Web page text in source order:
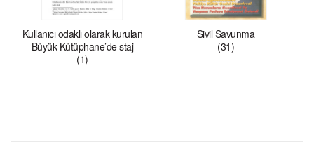
Kullanıcı odaklı olarak kurulan
Büyük Kütüphane’de staj
(1)
Sivil Savunma
(31)